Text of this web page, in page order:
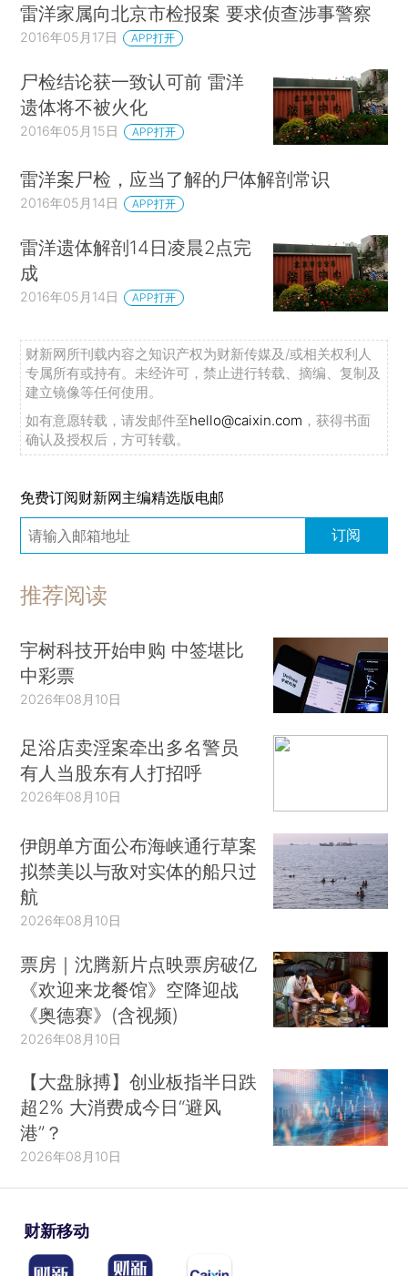
雷洋家属向北京市检报案 要求侦查涉事警察
2016年05月17日 APP打开
尸检结论获一致认可前 雷洋
遗体将不被火化
2016年05月15日 APP打开
雷洋案尸检，应当了解的尸体解剖常识
2016年05月14日 APP打开
雷洋遗体解剖14日凌晨2点完
成
2016年05月14日 APP打开
财新网所刊载内容之知识产权为财新传媒及/或相关权利人
专属所有或持有。未经许可，禁止进行转载、摘编、复制及
建立镜像等任何使用。
如有意愿转载，请发邮件至hello@caixin.com ，获得书面
确认及授权后，方可转载。
免费订阅财新网主编精选版电邮
订阅
推荐阅读
宇树科技开始申购 中签堪比
中彩票
2026年08月10日
足浴店卖淫案牵出多名警员
有人当股东有人打招呼
2026年08月10日
伊朗单方面公布海峡通行草案
拟禁美以与敌对实体的船只过
航
2026年08月10日
票房｜沈腾新片点映票房破亿
《欢迎来龙餐馆》空降迎战
《奥德赛》(含视频)
2026年08月10日
【大盘脉搏】创业板指半日跌
超2% 大消费成今日“避风
港”？
2026年08月10日
财新移动